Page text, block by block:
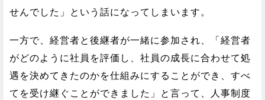
せんでした」という話になってしまいます。
一方で、経営者と後継者が一緒に参加され、「経営者
がどのように社員を評価し、社員の成長に合わせて処
遇を決めてきたのかを仕組みにすることができ、すべ
てを受け継ぐことができました」と言って、人事制度